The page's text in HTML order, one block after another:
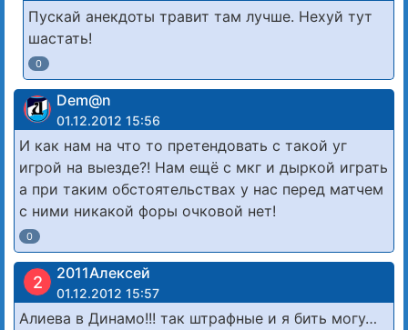
Пускай анекдоты травит там лучше. Нехуй тут
шастать!
0
Dem@n
01.12.2012 15:56
И как нам на что то претендовать с такой уг
игрой на выезде?! Нам ещё с мкг и дыркой играть
а при таким обстоятельствах у нас перед матчем
с ними никакой форы очковой нет!
0
2 2011Алексей
01.12.2012 15:57
Алиева в Динамо!!! так штрафные и я бить могу…